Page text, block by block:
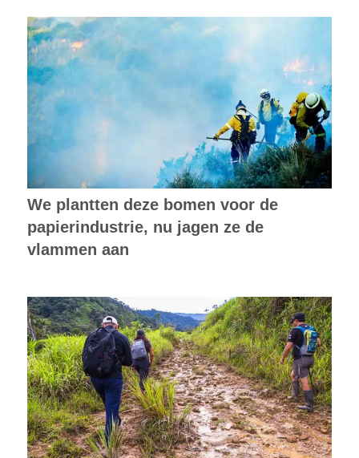
We plantten deze bomen voor de
papierindustrie, nu jagen ze de
vlammen aan